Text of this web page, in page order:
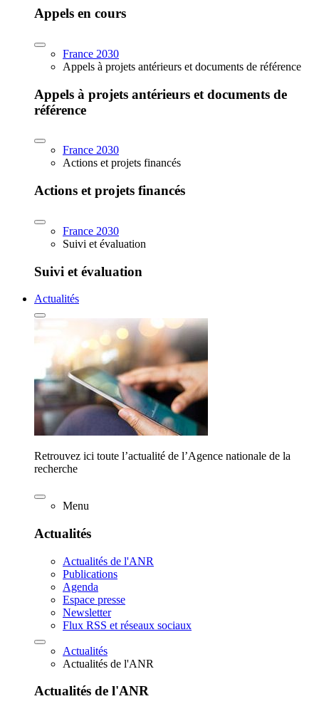
Appels en cours
France 2030
Appels à projets antérieurs et documents de référence
Appels à projets antérieurs et documents de
référence
France 2030
Actions et projets financés
Actions et projets financés
France 2030
Suivi et évaluation
Suivi et évaluation
Actualités
Retrouvez ici toute l’actualité de l’Agence nationale de la
recherche
Menu
Actualités
Actualités de l'ANR
Publications
Agenda
Espace presse
Newsletter
Flux RSS et réseaux sociaux
Actualités
Actualités de l'ANR
Actualités de l'ANR